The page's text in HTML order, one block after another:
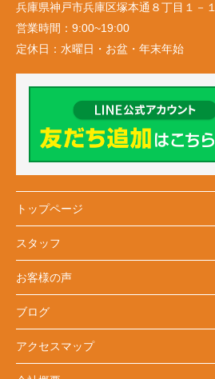
兵庫県神戸市兵庫区塚本通８丁目１－１
営業時間： 9:00~19:00
定休日： 水曜日・お盆・年末年始
トップページ
スタッフ
お客様の声
ブログ
アクセスマップ